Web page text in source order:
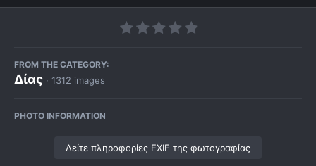
FROM THE CATEGORY:
Δίας · 1312 images
PHOTO INFORMATION
Δείτε πληροφορίες EXIF της φωτογραφίας